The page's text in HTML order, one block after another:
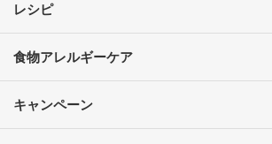
レシピ
食物アレルギーケア
キャンペーン